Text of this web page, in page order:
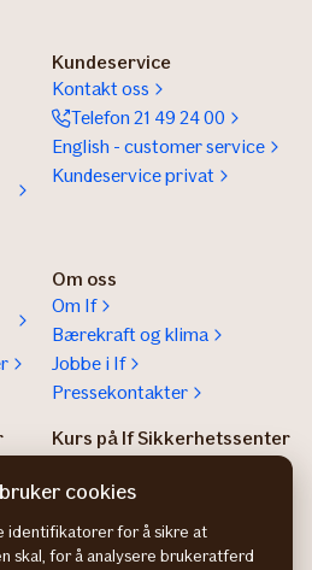
Kundeservice
Kontakt oss
Telefon 21 49 24 00
English - customer service
Kundeservice privat
Om oss
Om If
Bærekraft og klima
Jobbe i If
Pressekontakter
Kurs på If Sikkerhetssenter
cookies
identifikatorer for å sikre at
skal, for å analysere brukeratferd